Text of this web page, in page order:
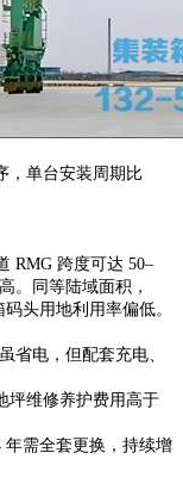
，单台安装周期比
RMG 跨度可达 50–
。同等陆域面积，
头用地利用率偏低。
省电，但配套充电、
坪维修养护费用高于
年需全套更换，持续增